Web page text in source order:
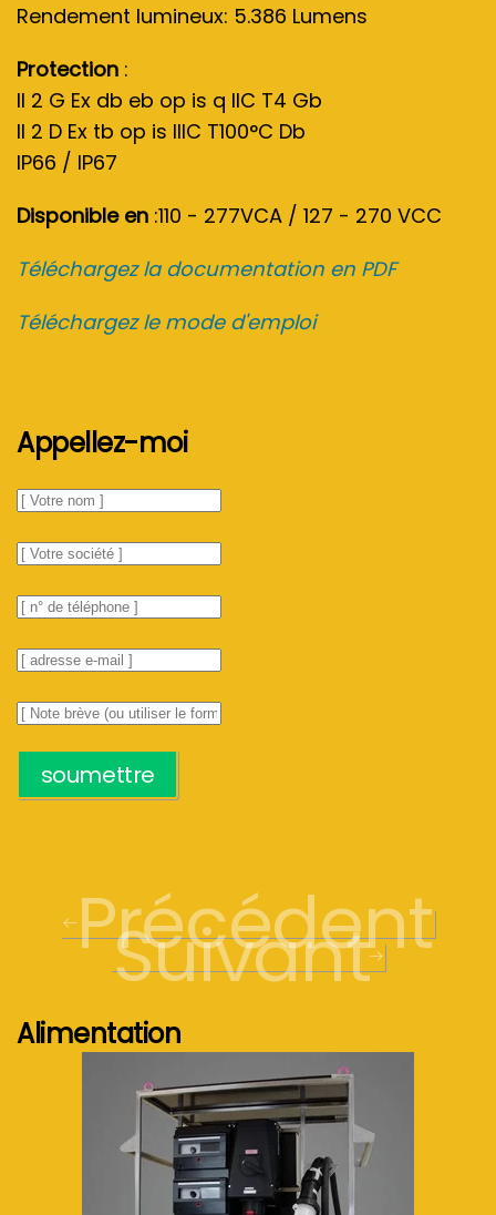
Rendement lumineux: 5.386 Lumens
Protection :
II 2 G Ex db eb op is q IIC T4 Gb
II 2 D Ex tb op is IIIC T100°C Db
IP66 / IP67
Disponible en :110 - 277VCA / 127 - 270 VCC
Téléchargez la documentation en PDF
Téléchargez le mode d'emploi
Appellez-moi
soumettre
Précédent
Suivant
Alimentation